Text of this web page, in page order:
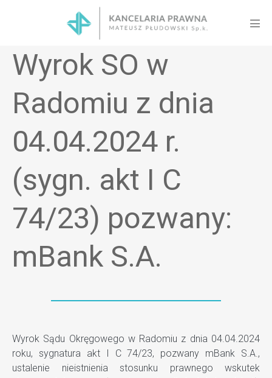
Wyrok SO w
Radomiu z dnia
04.04.2024 r.
(sygn. akt I C
74/23) pozwany:
mBank S.A.
Wyrok Sądu Okręgowego w Radomiu z dnia 04.04.2024
roku, sygnatura akt I C 74/23, pozwany mBank S.A.,
ustalenie nieistnienia stosunku prawnego wskutek